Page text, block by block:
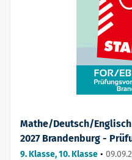
Mathe/Deutsch/
2027 Brandenburg -
9. Klasse, 10. Klasse •